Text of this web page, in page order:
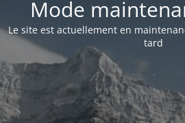
Mode
Le site est actuellement en
tard